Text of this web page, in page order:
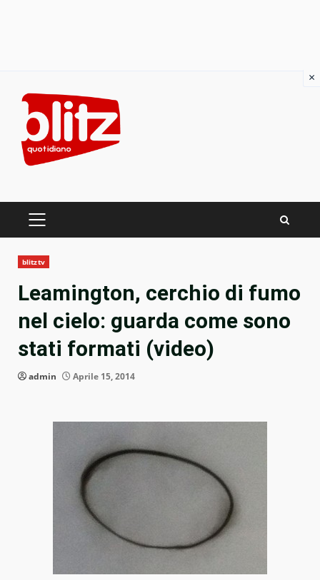
content
PRIMARY
blitztv
Leamington, cerchio di fumo
nel cielo: guarda come sono
stati formati (video)
admin Aprile 15, 2014
×